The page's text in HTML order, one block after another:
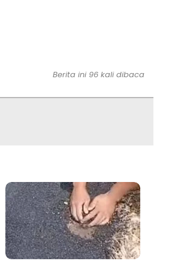
Berita ini 96 kali dibaca